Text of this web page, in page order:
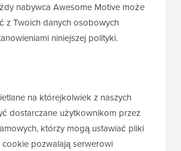
nabywca Awesome Motive może
z Twoich danych osobowych
niniejszej polityki.
na którejkolwiek z naszych
dostarczane użytkownikom przez
którzy mogą ustawiać pliki
cookie pozwalają serwerowi